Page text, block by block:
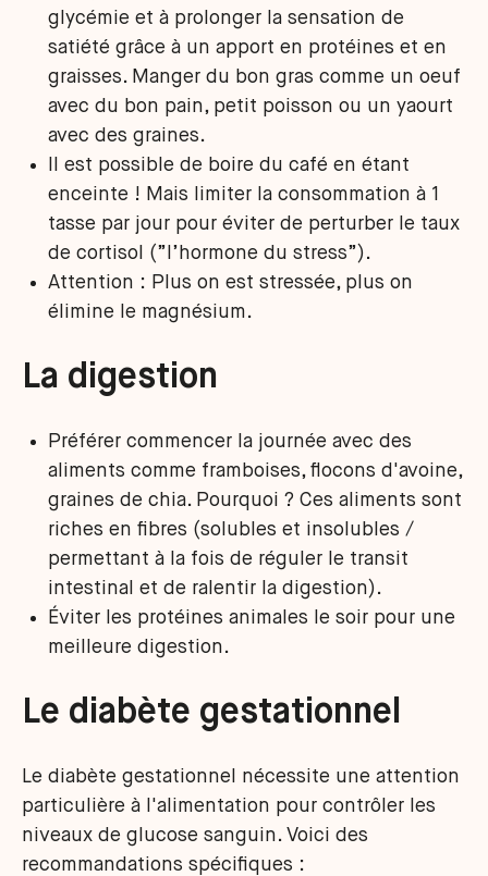
glycémie et à prolonger la sensation de
satiété grâce à un apport en protéines et en
graisses. Manger du bon gras comme un oeuf
avec du bon pain, petit poisson ou un yaourt
avec des graines.
Il est possible de boire du café en étant
enceinte ! Mais limiter la consommation à 1
tasse par jour pour éviter de perturber le taux
de cortisol (”l’hormone du stress”).
Attention : Plus on est stressée, plus on
élimine le magnésium.
La digestion
Préférer commencer la journée avec des
aliments comme framboises, flocons d'avoine,
graines de chia. Pourquoi ? Ces aliments sont
riches en fibres (solubles et insolubles /
permettant à la fois de réguler le transit
intestinal et de ralentir la digestion).
Éviter les protéines animales le soir pour une
meilleure digestion.
Le diabète gestationnel
Le diabète gestationnel nécessite une attention
particulière à l'alimentation pour contrôler les
niveaux de glucose sanguin. Voici des
recommandations spécifiques :